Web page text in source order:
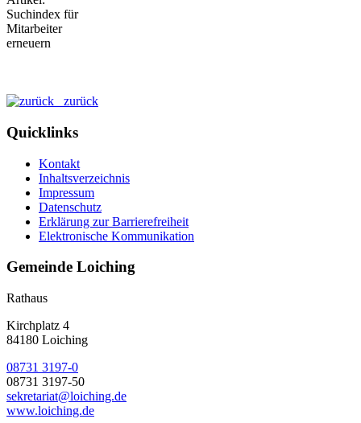
zurück
Quicklinks
Kontakt
Inhaltsverzeichnis
Impressum
Datenschutz
Erklärung zur Barrierefreiheit
Elektronische Kommunikation
Gemeinde Loiching
Rathaus
Kirchplatz 4
84180 Loiching
08731 3197-0
08731 3197-50
sekretariat@loiching.de
www.loiching.de